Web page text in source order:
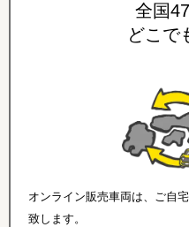
全国
どこで
オンライン販売車両は、ご自
致します。